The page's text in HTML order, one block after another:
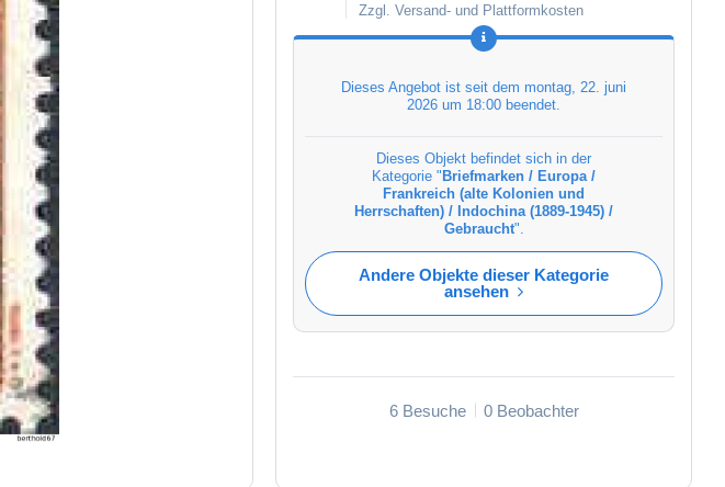
Zzgl. Versand- und Plattformkosten
Dieses Angebot ist seit dem montag, 22. juni
2026 um 18:00 beendet.
Dieses Objekt befindet sich in der
Kategorie " Briefmarken / Europa /
Frankreich (alte Kolonien und
Herrschaften) / Indochina (1889-1945) /
Gebraucht".
Andere Objekte dieser Kategorie
ansehen
6 Besuche 0 Beobachter